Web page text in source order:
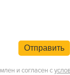
Отправить
и согласен с